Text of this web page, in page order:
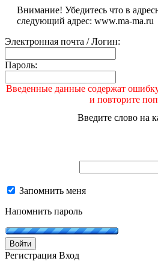
Внимание! Убедитесь что в
следующий адрес: www.ma-ma.ru
Электронная почта / Логин:
Пароль:
Введенные данные содержат
и повторите
Введите слово на
Запомнить меня
Напомнить пароль
Войти
Регистрация Вход